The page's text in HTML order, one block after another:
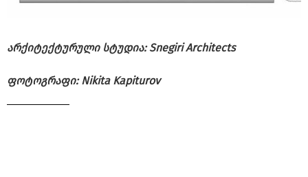
არქიტექტურული სტუდია: Snegiri Architects
ფოტოგრაფი: Nikita Kapiturov